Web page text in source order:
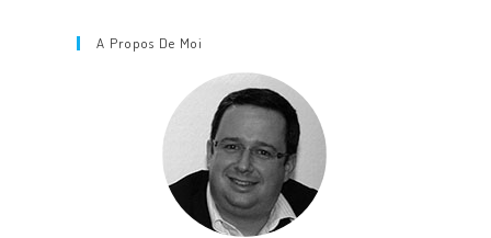
A Propos De Moi